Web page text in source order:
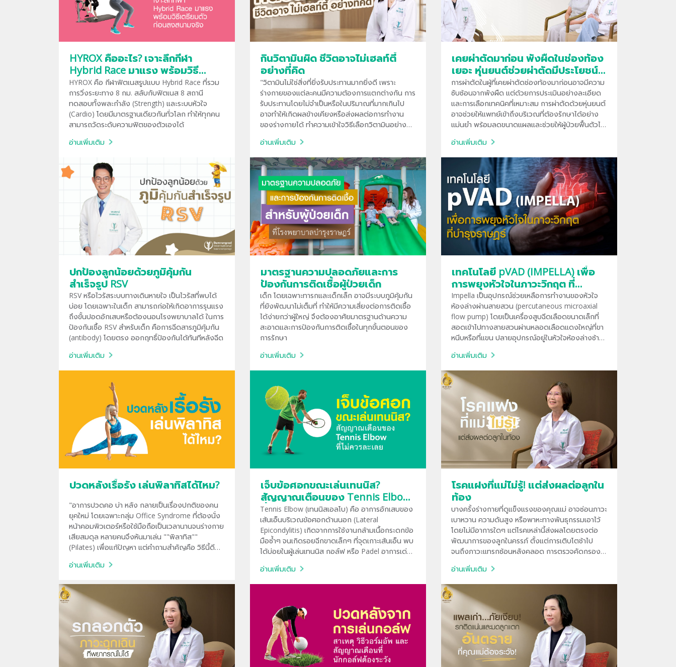
HYROX คืออะไร? เจาะลึกกีฬา
Hybrid Race มาแรง พร้อมวิธี
เตรียมตัวก่อนลงสนามจริง
HYROX คือ กีฬาฟิตเนสรูปแบบ Hybrid Race ที่รวม
การวิ่งระยะทาง 8 กม. สลับกับฟิตเนส 8 สถานี
ทดสอบทั้งพละกำลัง (Strength) และระบบหัวใจ
(Cardio) โดยมีมาตรฐานเดียวกันทั่วโลก ทำให้ทุกคน
สามารถวัดระดับความฟิตของตัวเองได้
อ่านเพิ่มเติม
กินวิตามินผิด ชีวิตอาจไม่เฮลท์ตี้
อย่างที่คิด
"วิตามินไม่ใช่สิ่งที่ยิ่งรับประทานมากยิ่งดี เพราะ
ร่างกายของแต่ละคนมีความต้องการแตกต่างกัน การ
รับประทานโดยไม่จำเป็นหรือในปริมาณที่มากเกินไป
อาจทำให้เกิดผลข้างเคียงหรือส่งผลต่อการทำงาน
ของร่างกายได้ ทำความเข้าใจวิธีเลือกวิตามินอย่าง
อาหารที่รับประทาน ตามคำแนะนำของแพทย์ "
อ่านเพิ่มเติม
เคยผ่าตัดมาก่อน พังผืดในช่องท้อง
เยอะ หุ่นยนต์ช่วยผ่าตัดมีประโยชน์
อย่างไร
การผ่าตัดในผู้ที่เคยผ่าตัดช่องท้องมาก่อนอาจมีความ
ซับซ้อนจากพังผืด แต่ด้วยการประเมินอย่างละเอียด
และการเลือกเทคนิคที่เหมาะสม การผ่าตัดด้วยหุ่นยนต์
อาจช่วยให้แพทย์เข้าถึงบริเวณที่ต้องรักษาได้อย่าง
แม่นยำ พร้อมลดขนาดแผลและช่วยให้ผู้ป่วยฟื้นตัวได้
อ่านเพิ่มเติม
ปกป้องลูกน้อยด้วยภูมิคุ้มกัน
สำเร็จรูป RSV
RSV หรือไวรัสระบบทางเดินหายใจ เป็นไวรัสที่พบได้
บ่อย โดยเฉพาะในเด็ก สามารถก่อให้เกิดอาการรุนแรง
ถึงขั้นปอดอักเสบหรือต้องนอนโรงพยาบาลได้ ในการ
ป้องกันเชื้อ RSV สำหรับเด็ก คือการฉีดสารภูมิคุ้มกัน
(antibody) โดยตรง ออกฤทธิ์ป้องกันได้ทันทีหลังฉีด
อ่านเพิ่มเติม
มาตรฐานความปลอดภัยและการ
ป้องกันการติดเชื้อผู้ป่วยเด็ก
เด็ก โดยเฉพาะทารกและเด็กเล็ก อาจมีระบบภูมิคุ้มกัน
ที่ยังพัฒนาไม่เต็มที่ ทำให้มีความเสี่ยงต่อการติดเชื้อ
ได้ง่ายกว่าผู้ใหญ่ จึงต้องอาศัยมาตรฐานด้านความ
สะอาดและการป้องกันการติดเชื้อในทุกขั้นตอนของ
การรักษา
อ่านเพิ่มเติม
เทคโนโลยี pVAD (IMPELLA) เพื่อ
การพยุงหัวใจในภาวะวิกฤต ที่
บำรุงราษฎร์
Impella เป็นอุปกรณ์ช่วยเหลือการทำงานของหัวใจ
ห้องล่างผ่านสายสวน (percutaneous microaxial
flow pump) โดยเป็นเครื่องสูบฉีดเลือดขนาดเล็กที่
สอดเข้าไปทางสายสวนผ่านหลอดเลือดแดงใหญ่ที่ขา
หนีบหรือที่แขน ปลายอุปกรณ์อยู่ในหัวใจห้องล่างซ้าย
อ่านเพิ่มเติม
ปวดหลังเรื้อรัง เล่นพิลาทิสได้ไหม?
"อาการปวดคอ บ่า หลัง กลายเป็นเรื่องปกติของคน
ยุคใหม่ โดยเฉพาะกลุ่ม Office Syndrome ที่ต้องนั่ง
หน้าคอมพิวเตอร์หรือใช้มือถือเป็นเวลานานจนร่างกาย
เสียสมดุล หลายคนจึงหันมาเล่น ""พิลาทิส""
(Pilates) เพื่อแก้ปัญหา แต่คำถามสำคัญคือ วิธีนี้ดีต่อ
เพื่อไปพบแพทย์?"
อ่านเพิ่มเติม
เจ็บข้อศอกขณะเล่นเทนนิส?
สัญญาณเตือนของ Tennis Elbow
ที่ไม่ควรละเลย
Tennis Elbow (เทนนิสเอลโบ) คือ อาการอักเสบของ
เส้นเอ็นบริเวณข้อศอกด้านนอก (Lateral
Epicondylitis) เกิดจากการใช้งานกล้ามเนื้อกระดกข้อ
มือซ้ำๆ จนเกิดรอยฉีกขาดเล็กๆ ที่จุดเกาะเส้นเอ็น พบ
ได้บ่อยในผู้เล่นเทนนิส กอล์ฟ หรือ Padel อาการเด่น
ซึ่งหากปล่อยไว้จะกลายเป็นอาการเรื้อรัง
อ่านเพิ่มเติม
โรคแฝงที่แม่ไม่รู้! แต่ส่งผลต่อลูกใน
ท้อง
บางครั้งร่างกายที่ดูแข็งแรงของคุณแม่ อาจซ่อนภาวะ
เบาหวาน ความดันสูง หรือพาหะทางพันธุกรรมเอาไว้
โดยไม่มีอาการใดๆ แต่โรคเหล่านี้ส่งผลโดยตรงต่อ
พัฒนาการของลูกในครรภ์ ตั้งแต่การเติบโตช้าไป
จนถึงภาวะแทรกซ้อนหลังคลอด การตรวจคัดกรอง
ที่ดีที่สุดให้กับลูกรักตั้งแต่อยู่ในครรภ์
อ่านเพิ่มเติม